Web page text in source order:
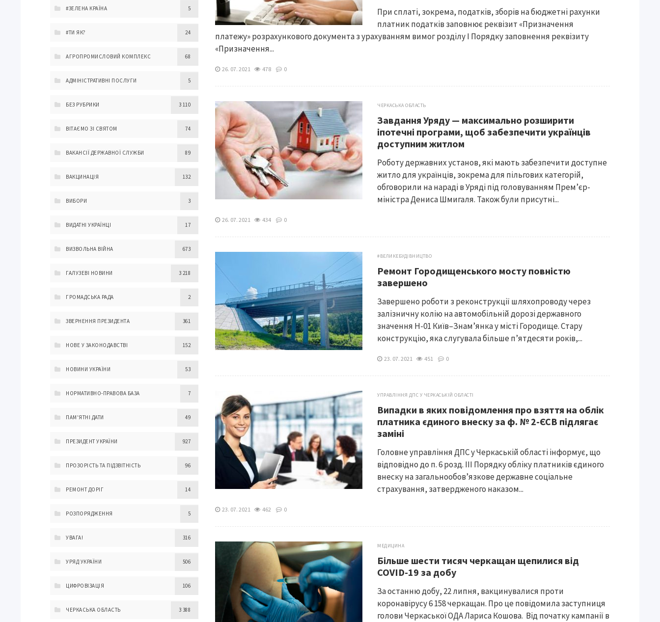
При сплаті, зокрема, податків, зборів на бюджетні рахунки
платник податків заповнює реквізит «Призначення
платежу» розрахункового документа з урахуванням вимог розділу І Порядку заповнення реквізиту
«Призначення...
26. 07. 2021 478 0
ЧЕРКАСЬКА ОБЛАСТЬ
Завдання Уряду — максимально розширити
іпотечні програми, щоб забезпечити українців
доступним житлом
Роботу державних установ, які мають забезпечити доступне
житло для українців, зокрема для пільгових категорій,
обговорили на нараді в Уряді під головуванням Прем’єр-
міністра Дениса Шмигаля. Також були присутні...
26. 07. 2021 434 0
#ВЕЛИКЕБУДІВНИЦТВО
Ремонт Городищенського мосту повністю
завершено
Завершено роботи з реконструкції шляхопроводу через
залізничну колію на автомобільній дорозі державного
значення Н-01 Київ–Знам’янка у місті Городище. Стару
конструкцію, яка слугувала більше п’ятдесяти років,...
23. 07. 2021 451 0
УПРАВЛІННЯ ДПС У ЧЕРКАСЬКІЙ ОБЛАСТІ
Випадки в яких повідомлення про взяття на облік
платника єдиного внеску за ф. № 2-ЄСВ підлягає
заміні
Головне управління ДПС у Черкаській області інформує, що
відповідно до п. 6 розд. ІІІ Порядку обліку платників єдиного
внеску на загальнообов’язкове державне соціальне
страхування, затвердженого наказом...
23. 07. 2021 462 0
МЕДИЦИНА
Більше шести тисяч черкащан щепилися від
COVID-19 за добу
За останню добу, 22 липня, вакцинувалися проти
коронавірусу 6 158 черкащан. Про це повідомила заступниця
голови Черкаської ОДА Лариса Кошова. Від початку кампанії в
#ЗЕЛЕНА КРАЇНА 5
#ТИ ЯК? 24
АГРОПРОМИСЛОВИЙ КОМПЛЕКС 68
АДМІНІСТРАТИВНІ ПОСЛУГИ 5
БЕЗ РУБРИКИ 3 110
ВІТАЄМО ЗІ СВЯТОМ 74
ВАКАНСІЇ ДЕРЖАВНОЇ СЛУЖБИ 89
ВАКЦИНАЦІЯ 132
ВИБОРИ 3
ВИДАТНІ УКРАЇНЦІ 17
ВИЗВОЛЬНА ВІЙНА 673
ГАЛУЗЕВІ НОВИНИ 3 218
ГРОМАДСЬКА РАДА 2
ЗВЕРНЕННЯ ПРЕЗИДЕНТА 361
НОВЕ У ЗАКОНОДАВСТВІ 152
НОВИНИ УКРАЇНИ 53
НОРМАТИВНО-ПРАВОВА БАЗА 7
ПАМ'ЯТНІ ДАТИ 49
ПРЕЗИДЕНТ УКРАЇНИ 927
ПРОЗОРІСТЬ ТА ПІДЗВІТНІСТЬ 96
РЕМОНТ ДОРІГ 14
РОЗПОРЯДЖЕННЯ 5
УВАГА! 316
УРЯД УКРАЇНИ 506
ЦИФРОВІЗАЦІЯ 106
ЧЕРКАСЬКА ОБЛАСТЬ 3 388